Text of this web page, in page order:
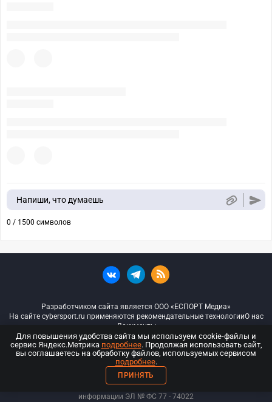
Напиши, что думаешь
0 / 1500 символов
Разработчиком сайта является ООО «ЕСПОРТ Медиа»
На сайте cybersport.ru применяются рекомендательные технологииО нас
Документы
© ООО «Киберспорт.ру» — Все права защищены
18+
ООО «Киберспорт.ру». Свидетельство о регистрации средств массовой
информации ЭЛ № ФС 77 - 74022
Для повышения удобства сайта мы используем cookie-файлы и
сервис Яндекс.Метрика подробнее. Продолжая использовать сайт,
вы соглашаетесь на обработку файлов, используемых сервисом
подробнее.
ПРИНЯТЬ